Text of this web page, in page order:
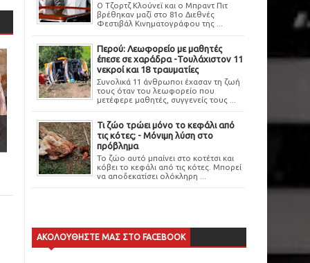
Ο Τζορτζ Κλούνεϊ και ο Μπραντ Πιτ
βρέθηκαν μαζί στο 81ο Διεθνές
Φεστιβάλ Κινηματογράφου της ...
Περού: Λεωφορείο με μαθητές
έπεσε σε χαράδρα -Τουλάχιστον 11
νεκροί και 18 τραυματίες
Συνολικά 11 άνθρωποι έχασαν τη ζωή
τους όταν του λεωφορείο που
μετέφερε μαθητές, συγγενείς τους ...
Τι ζώο τρώει μόνο το κεφάλι από
τις κότες; - Μόνιμη λύση στο
πρόβλημα
Το ζώο αυτό μπαίνει στο κοτέτσι και
κόβει το κεφάλι από τις κότες. Μπορεί
να αποδεκατίσει ολόκληρη ...
ΑΚΟΛΟΥΘΗΣΤΕ ΜΑΣ ΣΤΟ FACEBOOK